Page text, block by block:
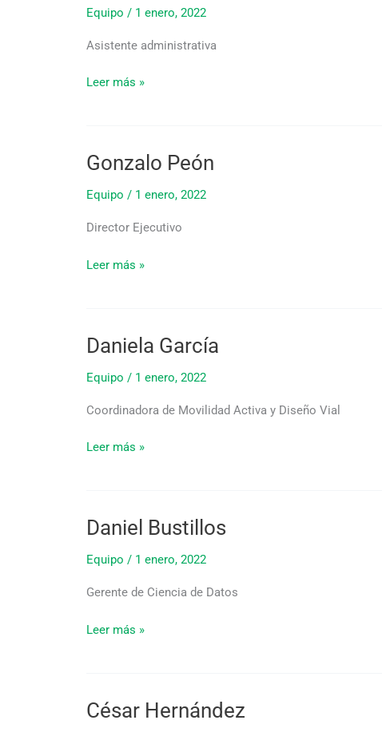
Equipo / 1 enero, 2022
Asistente administrativa
Leer más »
Gonzalo Peón
Equipo / 1 enero, 2022
Director Ejecutivo
Gonzalo
Leer más »
Daniela García
Equipo / 1 enero, 2022
Coordinadora de Movilidad Activa y Diseño Vial
Daniela
Leer más »
Daniel Bustillos
Equipo / 1 enero, 2022
Gerente de Ciencia de Datos
Daniel
Leer más »
César Hernández
César